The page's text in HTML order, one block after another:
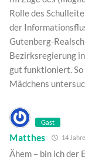
Rolle des
der
Gutenberg-
Bezirksregierung
gut funktioniert. So
Mädchens
Gast
Matthes 14
Ähem – bin ich der